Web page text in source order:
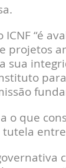
“é
projetos
sua
o que